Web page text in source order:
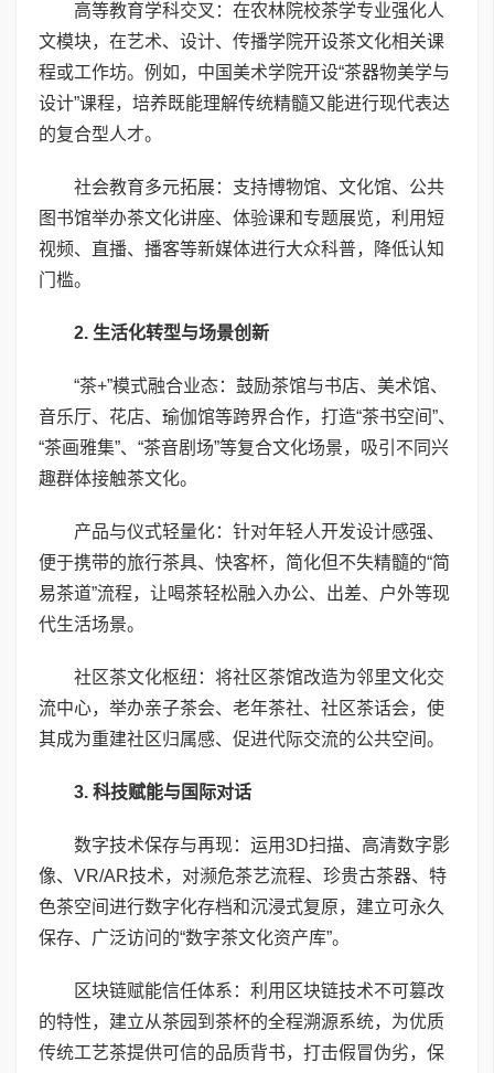
高等教育学科交叉：在农林院校茶学专业强化人
文模块，在艺术、设计、传播学院开设茶文化相关课
程或工作坊。例如，中国美术学院开设“茶器物美学与
设计”课程，培养既能理解传统精髓又能进行现代表达
的复合型人才。
社会教育多元拓展：支持博物馆、文化馆、公共
图书馆举办茶文化讲座、体验课和专题展览，利用短
视频、直播、播客等新媒体进行大众科普，降低认知
门槛。
2. 生活化转型与场景创新
“茶+”模式融合业态：鼓励茶馆与书店、美术馆、
音乐厅、花店、瑜伽馆等跨界合作，打造“茶书空间”、
“茶画雅集”、“茶音剧场”等复合文化场景，吸引不同兴
趣群体接触茶文化。
产品与仪式轻量化：针对年轻人开发设计感强、
便于携带的旅行茶具、快客杯，简化但不失精髓的“简
易茶道”流程，让喝茶轻松融入办公、出差、户外等现
代生活场景。
社区茶文化枢纽：将社区茶馆改造为邻里文化交
流中心，举办亲子茶会、老年茶社、社区茶话会，使
其成为重建社区归属感、促进代际交流的公共空间。
3. 科技赋能与国际对话
数字技术保存与再现：运用3D扫描、高清数字影
像、VR/AR技术，对濒危茶艺流程、珍贵古茶器、特
色茶空间进行数字化存档和沉浸式复原，建立可永久
保存、广泛访问的“数字茶文化资产库”。
区块链赋能信任体系：利用区块链技术不可篡改
的特性，建立从茶园到茶杯的全程溯源系统，为优质
传统工艺茶提供可信的品质背书，打击假冒伪劣，保